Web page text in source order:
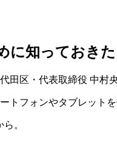
に知っておき
田区・代表取締役 中村
トフォンやタブレット
ら。